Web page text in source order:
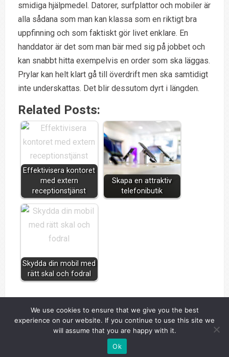
smidiga hjälpmedel. Datorer, surfplattor och mobiler är
alla sådana som man kan klassa som en riktigt bra
uppfinning och som faktiskt gör livet enklare. En
handdator är det som man bär med sig på jobbet och
kan snabbt hitta exempelvis en order som ska läggas.
Prylar kan helt klart gå till överdrift men ska samtidigt
inte underskattas. Det blir dessutom dyrt i längden.
Related Posts:
Effektivisera kontoret
med extern
receptionstjänst
Skapa en attraktiv
telefonibutik
Skydda din mobil med
rätt skal och fodral
We use cookies to ensure that we give you the best
experience on our website. If you continue to use this site we
will assume that you are happy with it.
Ok